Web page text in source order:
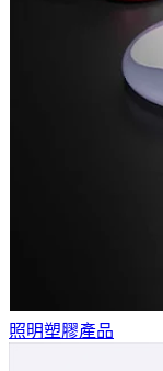
照明塑膠產品